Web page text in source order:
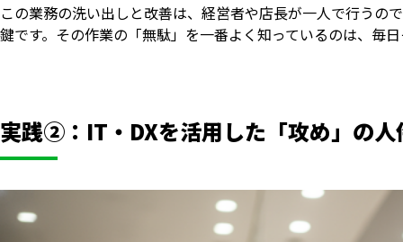
この業務の洗い出しと改善は、経営者や店長が一人で行うの
鍵です。その作業の「無駄」を一番よく知っているのは、毎
実践②：IT・DXを活用した「攻め」の人